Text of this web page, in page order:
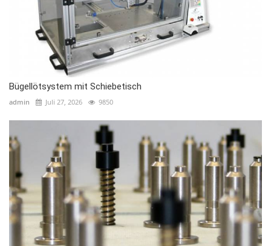
Bügellötsystem mit Schiebetisch
admin Juli 27, 2026 9850